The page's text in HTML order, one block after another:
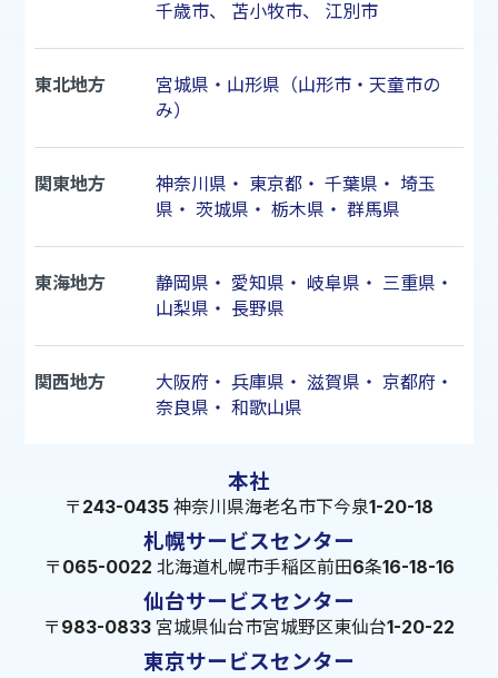
千歳市、 苫小牧市、 江別市
東北地方
宮城県・山形県（山形市・天童市の
み）
関東地方 神奈川県 ・ 東京都・ 千葉県 ・ 埼玉
県 ・ 茨城県 ・ 栃木県 ・ 群馬県
東海地方 静岡県 ・ 愛知県 ・ 岐阜県 ・ 三重県 ・
山梨県 ・ 長野県
関西地方 大阪府 ・ 兵庫県 ・ 滋賀県 ・ 京都府 ・
奈良県 ・ 和歌山県
本社
〒243-0435 神奈川県海老名市下今泉1-20-18
札幌サービスセンター
〒065-0022 北海道札幌市手稲区前田6条16-18-16
仙台サービスセンター
〒983-0833 宮城県仙台市宮城野区東仙台1-20-22
東京サービスセンター